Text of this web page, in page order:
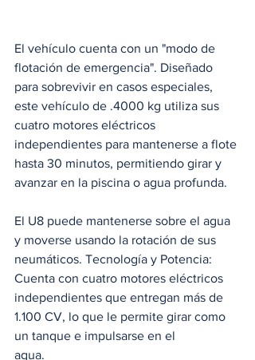
El vehículo cuenta con un "modo de
flotación de emergencia". Diseñado
para sobrevivir en casos especiales,
este vehículo de .4000 kg utiliza sus
cuatro motores eléctricos
independientes para mantenerse a flote
hasta 30 minutos, permitiendo girar y
avanzar en la piscina o agua profunda.
El U8 puede mantenerse sobre el agua
y moverse usando la rotación de sus
neumáticos. Tecnología y Potencia:
Cuenta con cuatro motores eléctricos
independientes que entregan más de
1.100 CV, lo que le permite girar como
un tanque e impulsarse en el
agua.